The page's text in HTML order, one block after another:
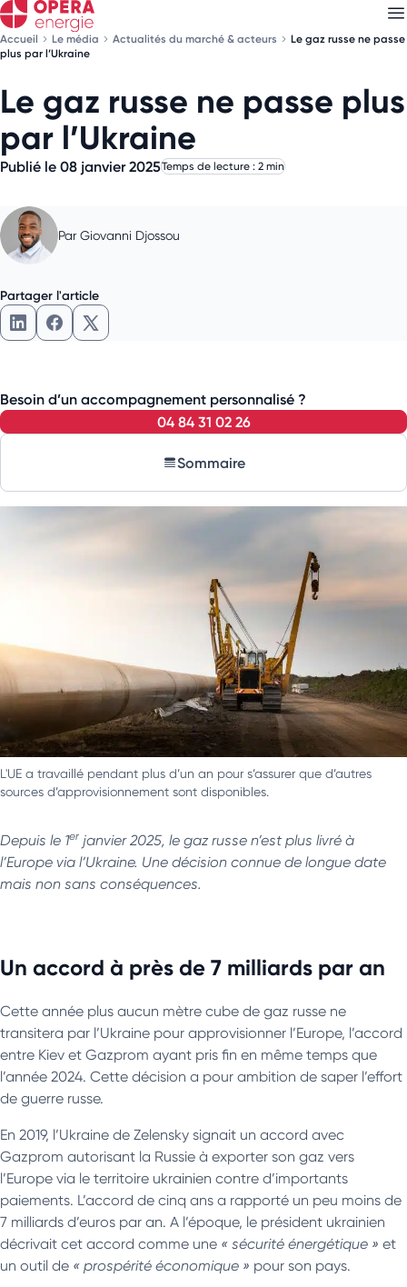
Accueil Le média Actualités du marché & acteurs
Le gaz russe ne passe
plus par l’Ukraine
Le gaz russe ne passe plus
par l’Ukraine
Publié le 08 janvier 2025Temps de lecture : 2 min
Par Giovanni Djossou
Partager l'article
Besoin d’un accompagnement personnalisé ?
04 84 31 02 26
Sommaire
L'UE a travaillé pendant plus d’un an pour s’assurer que d’autres
sources d’approvisionnement sont disponibles.
Depuis le 1er janvier 2025, le gaz russe n’est plus livré à
l’Europe via l’Ukraine. Une décision connue de longue date
mais non sans conséquences.
Un accord à près de 7 milliards par an
Cette année plus aucun mètre cube de gaz russe ne
transitera par l’Ukraine pour approvisionner l’Europe, l’accord
entre Kiev et Gazprom ayant pris fin en même temps que
l’année 2024. Cette décision a pour ambition de saper l’effort
de guerre russe.
En 2019, l’Ukraine de Zelensky signait un accord avec
Gazprom autorisant la Russie à exporter son gaz vers
l’Europe via le territoire ukrainien contre d’importants
paiements. L’accord de cinq ans a rapporté un peu moins de
7 milliards d’euros par an. A l’époque, le président ukrainien
décrivait cet accord comme une « sécurité énergétique » et
un outil de « prospérité économique » pour son pays.
Découvrez nosnewsletters
Choisissez les newsletters qui vous intéressent